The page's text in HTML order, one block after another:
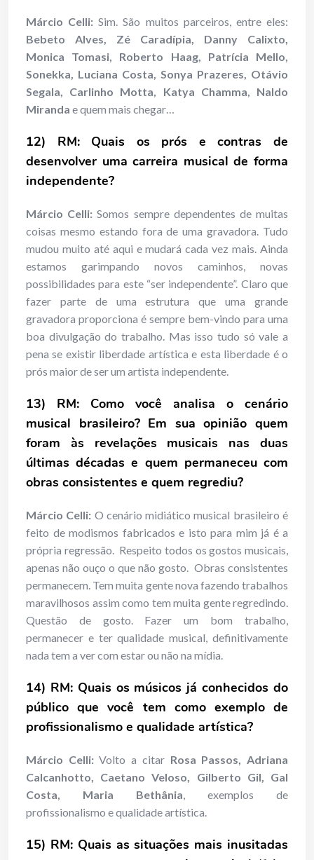
Márcio Celli: Sim. São muitos parceiros, entre eles:
Bebeto Alves, Zé Caradípia, Danny Calixto,
Monica Tomasi, Roberto Haag, Patrícia Mello,
Sonekka, Luciana Costa, Sonya Prazeres, Otávio
Segala, Carlinho Motta, Katya Chamma, Naldo
Miranda e quem mais chegar…
12) RM: Quais os prós e contras de
desenvolver uma carreira musical de forma
independente?
Márcio Celli: Somos sempre dependentes de muitas
coisas mesmo estando fora de uma gravadora. Tudo
mudou muito até aqui e mudará cada vez mais. Ainda
estamos garimpando novos caminhos, novas
possibilidades para este “ser independente”. Claro que
fazer parte de uma estrutura que uma grande
gravadora proporciona é sempre bem-vindo para uma
boa divulgação do trabalho. Mas isso tudo só vale a
pena se existir liberdade artística e esta liberdade é o
prós maior de ser um artista independente.
13) RM: Como você analisa o cenário
musical brasileiro? Em sua opinião quem
foram às revelações musicais nas duas
últimas décadas e quem permaneceu com
obras consistentes e quem regrediu?
Márcio Celli: O cenário midiático musical brasileiro é
feito de modismos fabricados e isto para mim já é a
própria regressão. Respeito todos os gostos musicais,
apenas não ouço o que não gosto. Obras consistentes
permanecem. Tem muita gente nova fazendo trabalhos
maravilhosos assim como tem muita gente regredindo.
Questão de gosto. Fazer um bom trabalho,
permanecer e ter qualidade musical, definitivamente
nada tem a ver com estar ou não na mídia.
14) RM: Quais os músicos já conhecidos do
público que você tem como exemplo de
profissionalismo e qualidade artística?
Márcio Celli:Volto a citar Rosa Passos, Adriana
Calcanhotto, Caetano Veloso, Gilberto Gil, Gal
Costa, Maria Bethânia, exemplos de
profissionalismo e qualidade artística.
15) RM: Quais as situações mais inusitadas